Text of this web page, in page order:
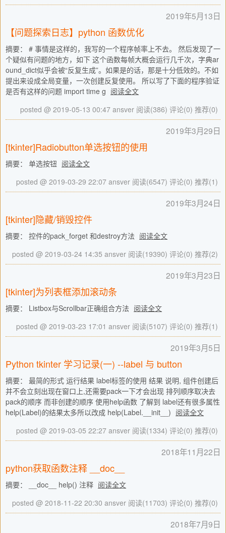
2019年5月13日
【问题探索日志】python 函数优化
摘要： # 事情是这样的，我写的一个程序帧率上不去。 然后发现了一
个疑似有问题的地方，如下 这个函数每帧大概会运行几千次，字典ar
ound_dict似乎会被“反复生成”。如果是的话，那是十分低效的。不如
提出来设成全局变量，一次创建反复使用。 所以写了下面的程序验证
是否有这样的问题 import time g 阅读全文
posted @ 2019-05-13 00:47 ansver 阅读(386) 评论(0) 推荐(0)
2019年3月29日
[tkinter]Radiobutton单选按钮的使用
摘要： 单选按钮 阅读全文
posted @ 2019-03-29 22:07 ansver 阅读(6547) 评论(0) 推荐(1)
2019年3月24日
[tkinter]隐藏/销毁控件
摘要： 控件的pack_forget 和destroy方法 阅读全文
posted @ 2019-03-24 14:35 ansver 阅读(19390) 评论(0) 推荐(2)
2019年3月23日
[tkinter]为列表框添加滚动条
摘要： Listbox与Scrollbar正确组合方法 阅读全文
posted @ 2019-03-23 17:01 ansver 阅读(5107) 评论(0) 推荐(1)
2019年3月5日
Python tkinter 学习记录(一) --label 与 button
摘要： 最简的形式 运行结果 label标签的使用 结果 说明, 组件创建后
并不会立刻出现在窗口上,还需要pack一下才会出现 排列顺序取决去
pack的顺序 而非创建的顺序 使用help函数 了解到 label还有很多属性
help(Label)的结果太多所以改成 help(Label.__init__) 阅读全文
posted @ 2019-03-05 22:27 ansver 阅读(1334) 评论(0) 推荐(0)
2018年11月22日
python获取函数注释 __doc__
摘要： __doc__ help() 注释 阅读全文
posted @ 2018-11-22 20:30 ansver 阅读(11703) 评论(0) 推荐(0)
2018年7月9日